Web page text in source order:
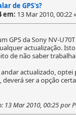
de GPS's?
em: 13 Mar 2010, 00:22
GPS da Sony NV-
actualização.
de não saber
actualizado,
ser a opção
13 Mar 2010, 00:25 por